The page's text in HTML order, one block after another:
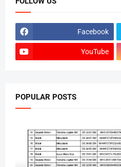
Facebook
YouTube
POPULAR POSTS